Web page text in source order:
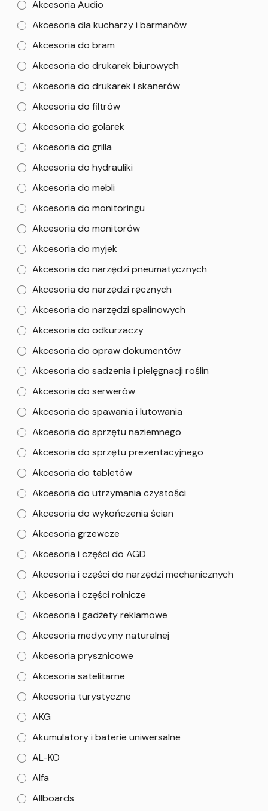
Akcesoria Audio
Akcesoria dla kucharzy i barmanów
Akcesoria do bram
Akcesoria do drukarek biurowych
Akcesoria do drukarek i skanerów
Akcesoria do filtrów
Akcesoria do golarek
Akcesoria do grilla
Akcesoria do hydrauliki
Akcesoria do mebli
Akcesoria do monitoringu
Akcesoria do monitorów
Akcesoria do myjek
Akcesoria do narzędzi pneumatycznych
Akcesoria do narzędzi ręcznych
Akcesoria do narzędzi spalinowych
Akcesoria do odkurzaczy
Akcesoria do opraw dokumentów
Akcesoria do sadzenia i pielęgnacji roślin
Akcesoria do serwerów
Akcesoria do spawania i lutowania
Akcesoria do sprzętu naziemnego
Akcesoria do sprzętu prezentacyjnego
Akcesoria do tabletów
Akcesoria do utrzymania czystości
Akcesoria do wykończenia ścian
Akcesoria grzewcze
Akcesoria i części do AGD
Akcesoria i części do narzędzi mechanicznych
Akcesoria i części rolnicze
Akcesoria i gadżety reklamowe
Akcesoria medycyny naturalnej
Akcesoria prysznicowe
Akcesoria satelitarne
Akcesoria turystyczne
AKG
Akumulatory i baterie uniwersalne
AL-KO
Alfa
Allboards